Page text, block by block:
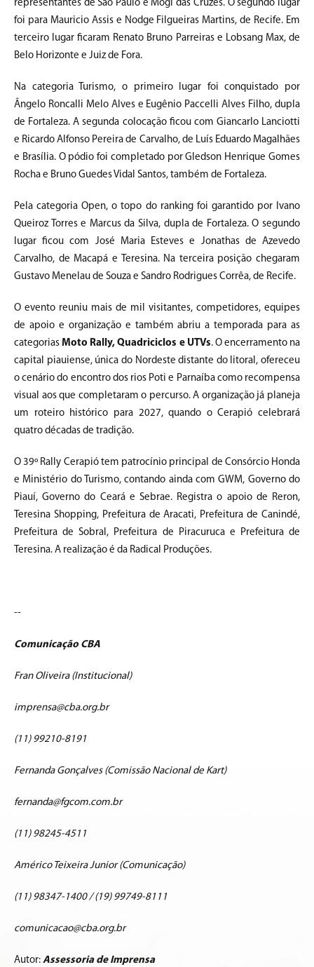
representantes de São Paulo e Mogi das Cruzes. O segundo lugar
foi para Mauricio Assis e Nodge Filgueiras Martins, de Recife. Em
terceiro lugar ficaram Renato Bruno Parreiras e Lobsang Max, de
Belo Horizonte e Juiz de Fora.
Na categoria Turismo, o primeiro lugar foi conquistado por
Ângelo Roncalli Melo Alves e Eugênio Paccelli Alves Filho, dupla
de Fortaleza. A segunda colocação ficou com Giancarlo Lanciotti
e Ricardo Alfonso Pereira de Carvalho, de Luís Eduardo Magalhães
e Brasília. O pódio foi completado por Gledson Henrique Gomes
Rocha e Bruno Guedes Vidal Santos, também de Fortaleza.
Pela categoria Open, o topo do ranking foi garantido por Ivano
Queiroz Torres e Marcus da Silva, dupla de Fortaleza. O segundo
lugar ficou com José Maria Esteves e Jonathas de Azevedo
Carvalho, de Macapá e Teresina. Na terceira posição chegaram
Gustavo Menelau de Souza e Sandro Rodrigues Corrêa, de Recife.
O evento reuniu mais de mil visitantes, competidores, equipes
de apoio e organização e também abriu a temporada para as
categoriasMoto Rally, Quadriciclos e UTVs. O encerramento na
capital piauiense, única do Nordeste distante do litoral, ofereceu
o cenário do encontro dos rios Poti e Parnaíba como recompensa
visual aos que completaram o percurso. A organização já planeja
um roteiro histórico para 2027, quando o Cerapió celebrará
quatro décadas de tradição.
O 39º Rally Cerapió tem patrocínio principal de Consórcio Honda
e Ministério do Turismo, contando ainda com GWM, Governo do
Piauí, Governo do Ceará e Sebrae. Registra o apoio de Reron,
Teresina Shopping, Prefeitura de Aracati, Prefeitura de Canindé,
Prefeitura de Sobral, Prefeitura de Piracuruca e Prefeitura de
Teresina. A realização é da Radical Produções.
--
Comunicação CBA
Fran Oliveira (Institucional)
imprensa@cba.org.br
(11) 99210-8191
Fernanda Gonçalves (Comissão Nacional de Kart)
fernanda@fgcom.com.br
(11) 98245-4511
Américo Teixeira Junior (Comunicação)
(11) 98347-1400 / (19) 99749-8111
comunicacao@cba.org.br
Autor: Assessoria de Imprensa